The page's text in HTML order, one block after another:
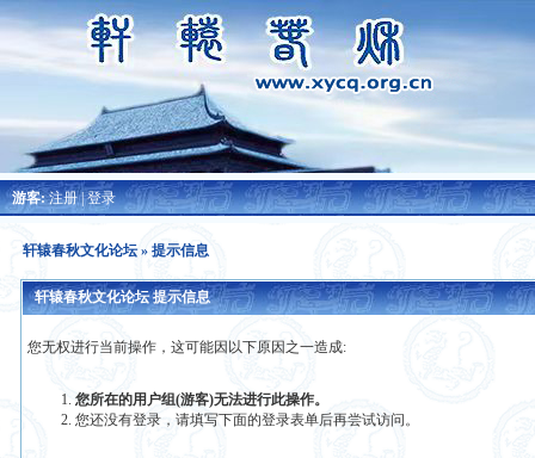
游客:注册|登录
轩辕春秋文化论坛» 提示信息
轩辕春秋文化论坛 提示信息
您无权进行当前操作，这可能因以下原因之一造成:
您所在的用户组(游客)无法进行此操作。
您还没有登录，请填写下面的登录表单后再尝试访问。